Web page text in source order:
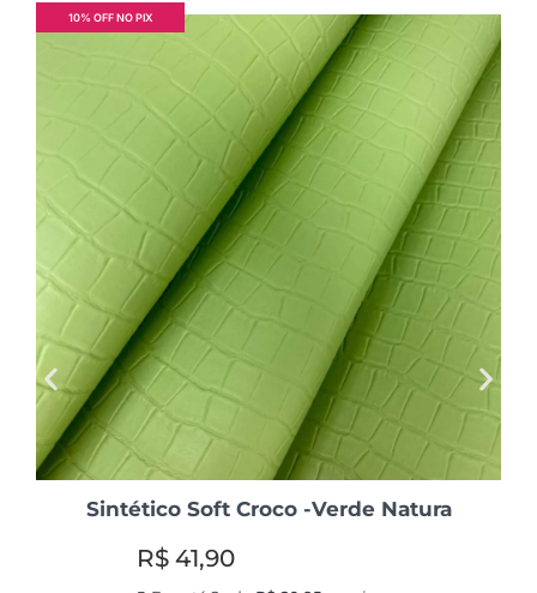
10% OFF NO PIX
Sintético Soft Croco -Verde Natura
R$ 41,90